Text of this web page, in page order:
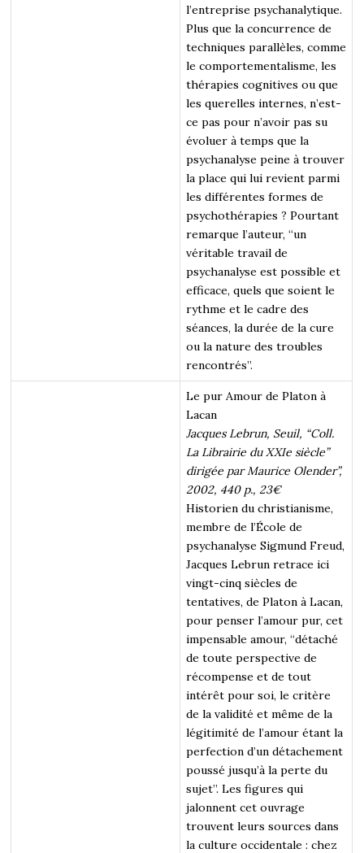
l’entreprise psychanalytique.
Plus que la concurrence de
techniques parallèles, comme
le comportementalisme, les
thérapies cognitives ou que
les querelles internes, n’est-
ce pas pour n’avoir pas su
évoluer à temps que la
psychanalyse peine à trouver
la place qui lui revient parmi
les différentes formes de
psychothérapies ? Pourtant
remarque l’auteur, “un
véritable travail de
psychanalyse est possible et
efficace, quels que soient le
rythme et le cadre des
séances, la durée de la cure
ou la nature des troubles
rencontrés”.
Le pur Amour de Platon à
Lacan
Jacques Lebrun, Seuil, “Coll.
La Librairie du XXIe siècle”
dirigée par Maurice Olender”,
2002, 440 p., 23€
Historien du christianisme,
membre de l’École de
psychanalyse Sigmund Freud,
Jacques Lebrun retrace ici
vingt-cinq siècles de
tentatives, de Platon à Lacan,
pour penser l’amour pur, cet
impensable amour, “détaché
de toute perspective de
récompense et de tout
intérêt pour soi, le critère
de la validité et même de la
légitimité de l’amour étant la
perfection d’un détachement
poussé jusqu’à la perte du
sujet”. Les figures qui
jalonnent cet ouvrage
trouvent leurs sources dans
la culture occidentale : chez